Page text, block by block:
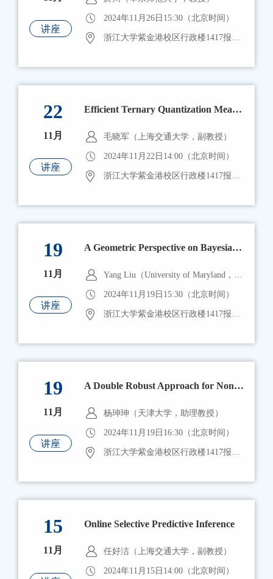
讲座
2024年11月26日15:30（北京时间）
浙江大学紫金港校区行政楼1417报告厅
22
11月
讲座
Efficient Ternary Quantization Mean Estimation for Distributed Learning
毛晓军（上海交通大学，副教授）
2024年11月22日14:00（北京时间）
浙江大学紫金港校区行政楼1417报告厅
19
11月
讲座
A Geometric Perspective on Bayesian and Generalized Fiducial Inference
Yang Liu（University of Maryland，Associate Professor）
2024年11月19日15:30（北京时间）
浙江大学紫金港校区行政楼1417报告厅
19
11月
讲座
A Double Robust Approach for Non-Monotone Missingness in Multi-Stage Data
杨珅珅（天津大学，助理教授）
2024年11月19日16:30（北京时间）
浙江大学紫金港校区行政楼1417报告厅
15
11月
Online Selective Predictive Inference
任好洁（上海交通大学，副教授）
2024年11月15日14:00（北京时间）